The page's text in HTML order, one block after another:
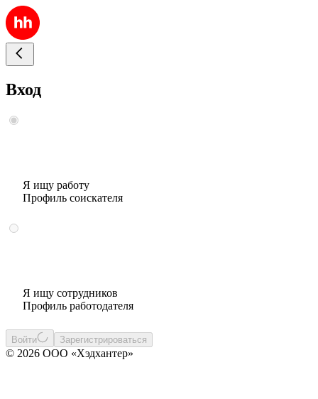
Вход
Я ищу работу
Профиль соискателя
Я ищу сотрудников
Профиль работодателя
Войти Зарегистрироваться
© 2026 ООО «Хэдхантер»